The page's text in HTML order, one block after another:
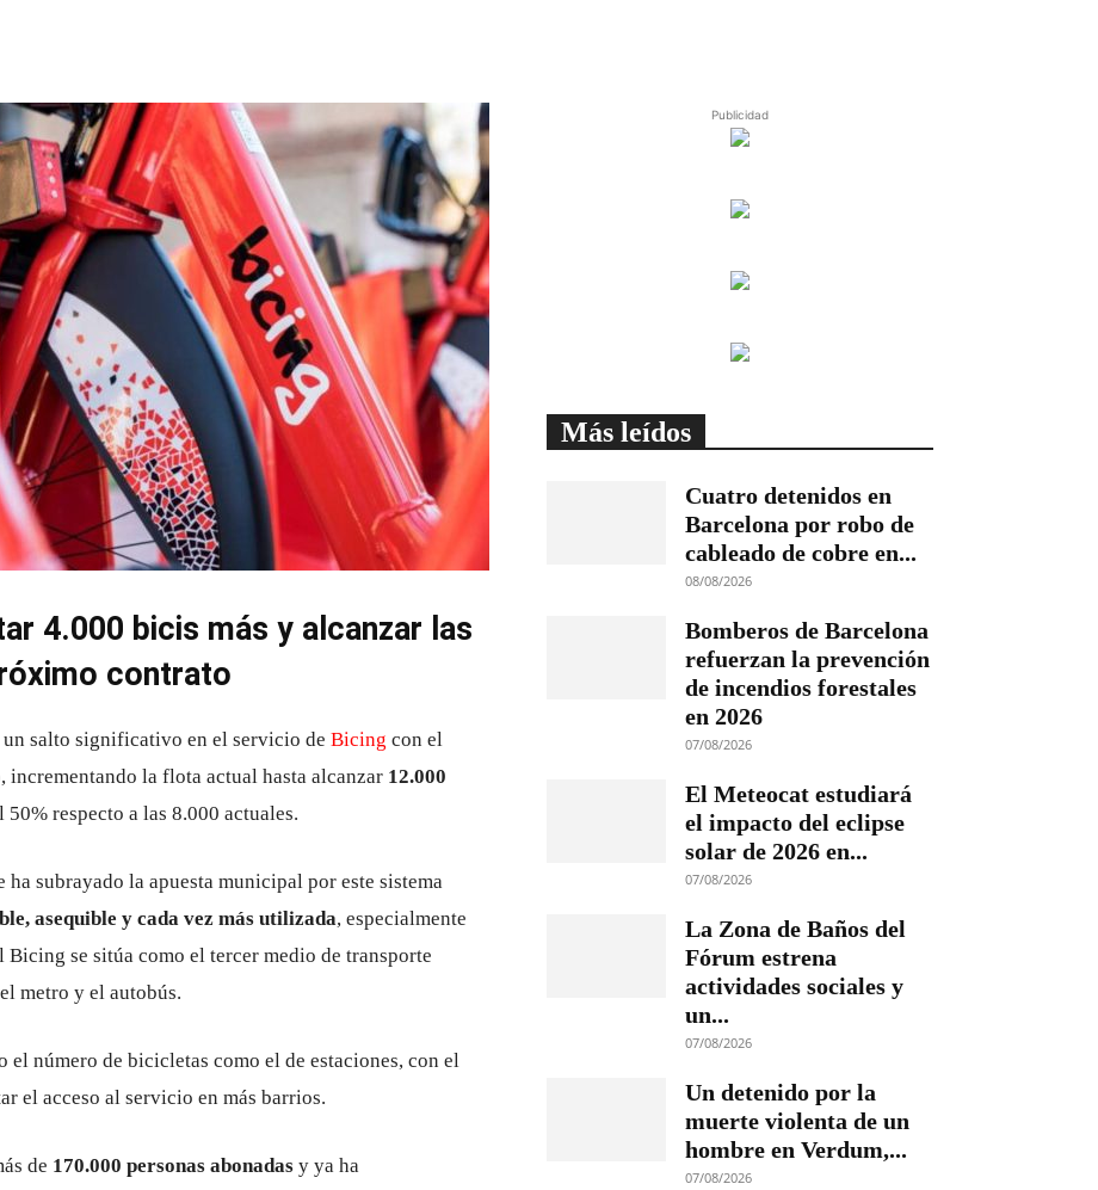
4.000 bicis más y alcanzar las
contrato
salto significativo en el servicio de Bicing con el
la flota actual hasta alcanzar 12.000
respecto a las 8.000 actuales.
subrayado la apuesta municipal por este sistema
asequible y cada vez más utilizada, especialmente
se sitúa como el tercer medio de transporte
metro y el autobús.
número de bicicletas como el de estaciones, con el
el acceso al servicio en más barrios.
de 170.000 personas abonadas y ya ha
Publicidad
Más leídos
Cuatro detenidos en
Barcelona por robo de
cableado de cobre en...
08/08/2026
Bomberos de Barcelona
refuerzan la prevención
de incendios forestales
en 2026
07/08/2026
El Meteocat estudiará
el impacto del eclipse
solar de 2026 en...
07/08/2026
La Zona de Baños del
Fórum estrena
actividades sociales y
un...
07/08/2026
Un detenido por la
muerte violenta de un
hombre en Verdum,...
07/08/2026